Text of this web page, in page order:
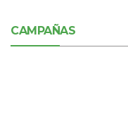
CAMPAÑAS